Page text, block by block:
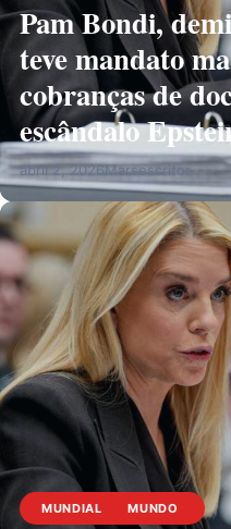
Pam Bondi,
teve mandato
cobranças de
escândalo
abril 2, 2026Marsescritor
MUNDIAL MUNDO